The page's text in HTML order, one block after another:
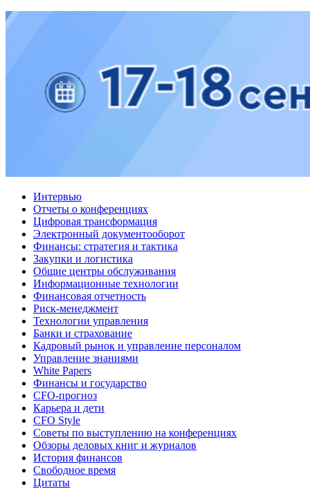
Интервью
Отчеты о конференциях
Цифровая трансформация
Электронный документооборот
Финансы: стратегия и тактика
Закупки и логистика
Общие центры обслуживания
Информационные технологии
Финансовая отчетность
Риск-менеджмент
Технологии управления
Банки и страхование
Кадровый рынок и управление персоналом
Управление знаниями
White Papers
Финансы и государство
CFO-прогноз
Карьера и дети
CFO Style
Советы по выступлению на конференциях
Обзоры деловых книг и журналов
История финансов
Свободное время
Цитаты